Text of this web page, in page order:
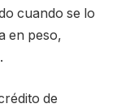
cuando se lo
en peso,
de